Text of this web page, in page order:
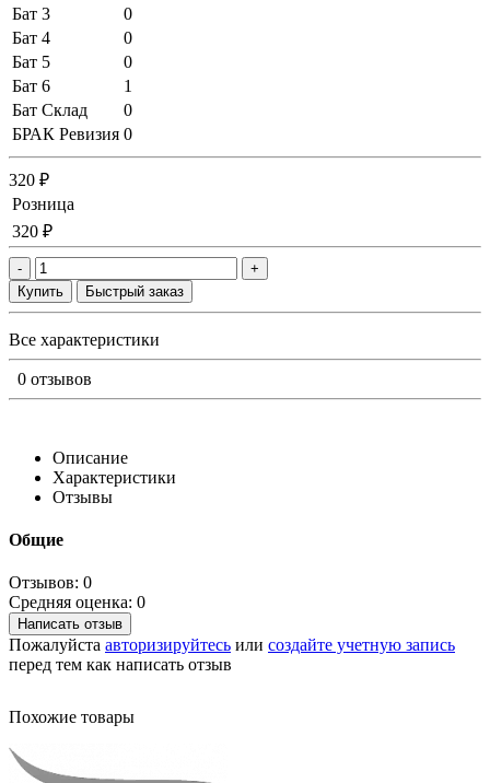
Бат 3
0
Бат 4
0
Бат 5
0
Бат 6
1
Бат Склад
0
БРАК Ревизия 0
320 ₽
Розница
320 ₽
-
+
Купить
Быстрый заказ
Все характеристики
0 отзывов
Описание
Характеристики
Отзывы
Общие
Отзывов: 0
Средняя оценка: 0
Написать отзыв
Пожалуйста авторизируйтесь или создайте учетную запись
перед тем как написать отзыв
Похожие товары